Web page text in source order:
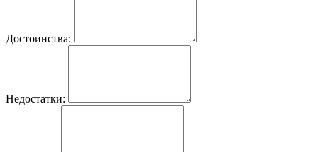
Достоинства:
Недостатки: